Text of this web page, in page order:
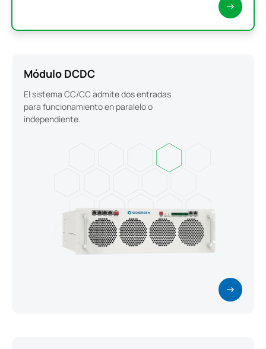
Módulo DCDC
El sistema CC/CC admite dos entradas
para funcionamiento en paralelo o
independiente.